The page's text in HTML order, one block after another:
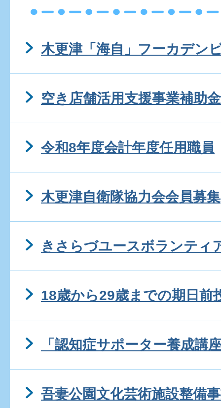
木更津「海自」フーカデン
空き店舗活用支援事業補助
令和8年度会計年度任用職員
木更津自衛隊協力会会員募集
きさらづユースボランティ
18歳から29歳までの期日前
「認知症サポーター養成講
吾妻公園文化芸術施設整備